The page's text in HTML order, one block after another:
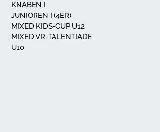
KNABEN I
JUNIOREN I (4ER)
MIXED KIDS-CUP U12
MIXED VR-TALENTIADE
U10